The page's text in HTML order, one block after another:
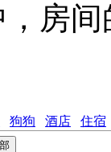
房
狗狗 酒店
住宿